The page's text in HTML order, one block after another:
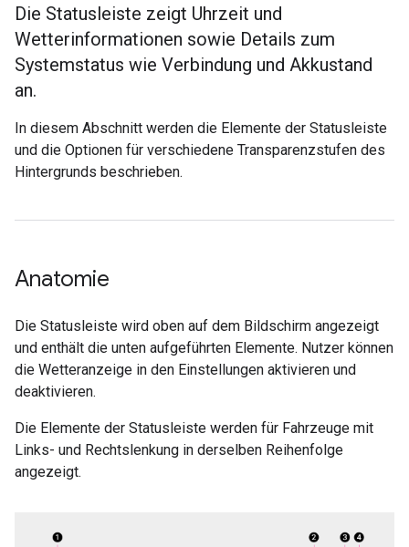
Die Statusleiste zeigt Uhrzeit und
Wetterinformationen sowie Details zum
Systemstatus wie Verbindung und Akkustand
an.
In diesem Abschnitt werden die Elemente der Statusleiste
und die Optionen für verschiedene Transparenzstufen des
Hintergrunds beschrieben.
Anatomie
Die Statusleiste wird oben auf dem Bildschirm angezeigt
und enthält die unten aufgeführten Elemente. Nutzer können
die Wetteranzeige in den Einstellungen aktivieren und
deaktivieren.
Die Elemente der Statusleiste werden für Fahrzeuge mit
Links- und Rechtslenkung in derselben Reihenfolge
angezeigt.